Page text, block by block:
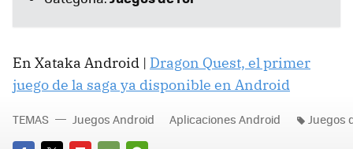
En Xataka Android | Dragon Quest, el primer
juego de la saga ya disponible en Android
TEMAS Juegos Android Aplicaciones Android Juegos